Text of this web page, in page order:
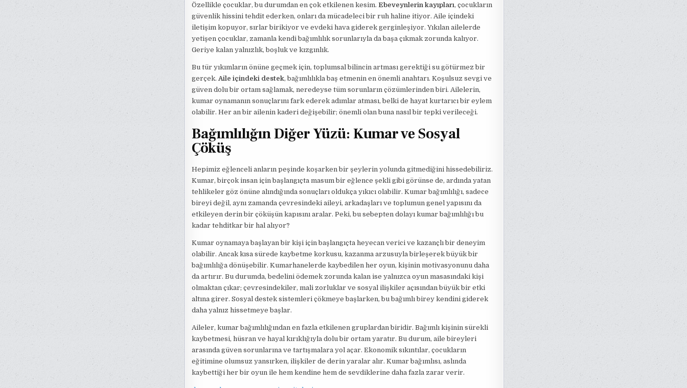
Özellikle çocuklar, bu durumdan en çok etkilenen kesim. Ebeveynlerin kayıpları, çocukların
güvenlik hissini tehdit ederken, onları da mücadeleci bir ruh haline itiyor. Aile içindeki
iletişim kopuyor, sırlar birikiyor ve evdeki hava giderek gerginleşiyor. Yıkılan ailelerde
yetişen çocuklar, zamanla kendi bağımlılık sorunlarıyla da başa çıkmak zorunda kalıyor.
Geriye kalan yalnızlık, boşluk ve kızgınlık.
Bu tür yıkımların önüne geçmek için, toplumsal bilincin artması gerektiği su götürmez bir
gerçek. Aile içindeki destek, bağımlılıkla baş etmenin en önemli anahtarı. Koşulsuz sevgi ve
güven dolu bir ortam sağlamak, neredeyse tüm sorunların çözümlerinden biri. Ailelerin,
kumar oynamanın sonuçlarını fark ederek adımlar atması, belki de hayat kurtarıcı bir eylem
olabilir. Her an bir ailenin kaderi değişebilir; önemli olan buna nasıl bir tepki verileceği.
Bağımlılığın Diğer Yüzü: Kumar ve Sosyal
Çöküş
Hepimiz eğlenceli anların peşinde koşarken bir şeylerin yolunda gitmediğini hissedebiliriz.
Kumar, birçok insan için başlangıçta masum bir eğlence şekli gibi görünse de, ardında yatan
tehlikeler göz önüne alındığında sonuçları oldukça yıkıcı olabilir. Kumar bağımlılığı, sadece
bireyi değil, aynı zamanda çevresindeki aileyi, arkadaşları ve toplumun genel yapısını da
etkileyen derin bir çöküşün kapısını aralar. Peki, bu sebepten dolayı kumar bağımlılığı bu
kadar tehditkar bir hal alıyor?
Kumar oynamaya başlayan bir kişi için başlangıçta heyecan verici ve kazançlı bir deneyim
olabilir. Ancak kısa sürede kaybetme korkusu, kazanma arzusuyla birleşerek büyük bir
bağımlılığa dönüşebilir. Kumarhanelerde kaybedilen her oyun, kişinin motivasyonunu daha
da artırır. Bu durumda, bedelini ödemek zorunda kalan ise yalnızca oyun masasındaki kişi
olmaktan çıkar; çevresindekiler, mali zorluklar ve sosyal ilişkiler açısından büyük bir etki
altına girer. Sosyal destek sistemleri çökmeye başlarken, bu bağımlı birey kendini giderek
daha yalnız hissetmeye başlar.
Aileler, kumar bağımlılığından en fazla etkilenen gruplardan biridir. Bağımlı kişinin sürekli
kaybetmesi, hüsran ve hayal kırıklığıyla dolu bir ortam yaratır. Bu durum, aile bireyleri
arasında güven sorunlarına ve tartışmalara yol açar. Ekonomik sıkıntılar, çocukların
eğitimine olumsuz yansırken, ilişkiler de derin yaralar alır. Kumar bağımlısı, aslında
kaybettiği her bir oyun ile hem kendine hem de sevdiklerine daha fazla zarar verir.